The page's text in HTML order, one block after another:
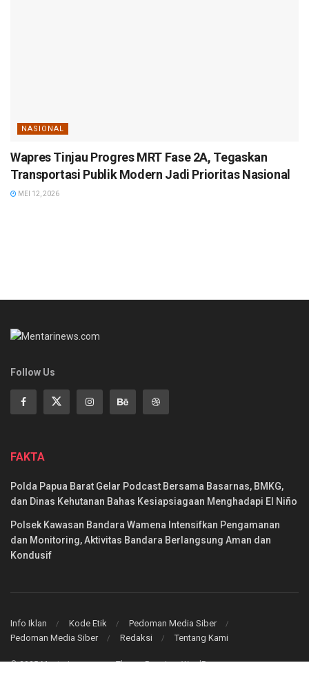
NASIONAL
Wapres Tinjau Progres MRT Fase 2A, Tegaskan
Transportasi Publik Modern Jadi Prioritas Nasional
MEI 12, 2026
Follow Us
FAKTA
Polda Papua Barat Gelar Podcast Bersama Basarnas, BMKG,
dan Dinas Kehutanan Bahas Kesiapsiagaan Menghadapi El Niño
Polsek Kawasan Bandara Wamena Intensifkan Pengamanan
dan Monitoring, Aktivitas Bandara Berlangsung Aman dan
Kondusif
Info Iklan Kode Etik
Pedoman Media Siber
Pedoman Media Siber
Redaksi Tentang Kami
© 2025 Mentarinews.com - Thema Premium WordPress